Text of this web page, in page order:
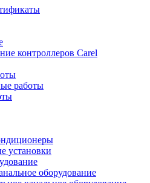
контроллеров Carel
работы
установки
оборудование